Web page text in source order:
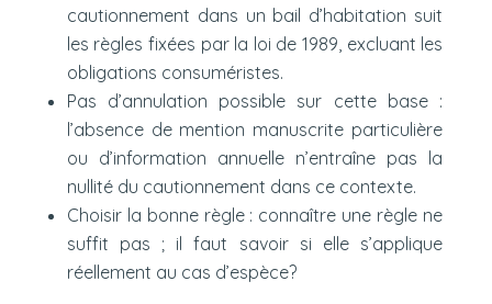
cautionnement dans un bail d’habitation suit
les règles fixées par la loi de 1989, excluant les
obligations consuméristes.
Pas d’annulation possible sur cette base :
l’absence de mention manuscrite particulière
ou d’information annuelle n’entraîne pas la
nullité du cautionnement dans ce contexte.
Choisir la bonne règle : connaître une règle ne
suffit pas ; il faut savoir si elle s’applique
réellement au cas d’espèce?